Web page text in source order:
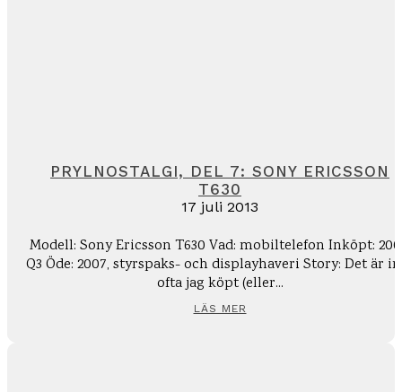
PRYLNOSTALGI, DEL 7: SONY ERICSSON
T630
17 juli 2013
Modell: Sony Ericsson T630 Vad: mobiltelefon Inköpt:
Q3 Öde: 2007, styrspaks- och displayhaveri Story: Det är inte
ofta jag köpt (eller...
LÄS MER